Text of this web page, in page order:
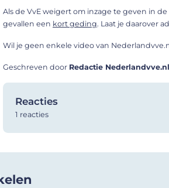
Als de VvE weigert om inzage te geven in
gevallen een kort geding. Laat je daarover
Wil je geen enkele video van
Geschreven door Redactie Nederlandvve.nl
Reacties
1 reacties